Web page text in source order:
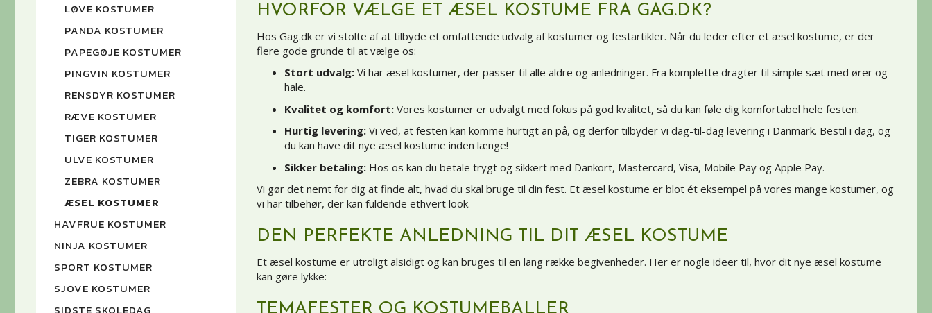
LØVE KOSTUMER
PANDA KOSTUMER
PAPEGØJE KOSTUMER
PINGVIN KOSTUMER
RENSDYR KOSTUMER
RÆVE KOSTUMER
TIGER KOSTUMER
ULVE KOSTUMER
ZEBRA KOSTUMER
ÆSEL KOSTUMER
HAVFRUE KOSTUMER
NINJA KOSTUMER
SPORT KOSTUMER
SJOVE KOSTUMER
HVORFOR VÆLGE ET ÆSEL KOSTUME FRA GAG.DK?
Hos Gag.dk er vi stolte af at tilbyde et omfattende udvalg af kostumer og festartikler. Når du leder efter et æsel kostume, er der
flere gode grunde til at vælge os:
Stort udvalg:Vi har æsel kostumer, der passer til alle aldre og anledninger. Fra komplette dragter til simple sæt med ører og
hale.
Kvalitet og komfort:Vores kostumer er udvalgt med fokus på god kvalitet, så du kan føle dig komfortabel hele festen.
Hurtig levering:Vi ved, at festen kan komme hurtigt an på, og derfor tilbyder vi dag-til-dag levering i Danmark. Bestil i dag, og
du kan have dit nye æsel kostume inden længe!
Sikker betaling:Hos os kan du betale trygt og sikkert med Dankort, Mastercard, Visa, Mobile Pay og Apple Pay.
Vi gør det nemt for dig at finde alt, hvad du skal bruge til din fest. Et æsel kostume er blot ét eksempel på vores mange kostumer, og
vi har tilbehør, der kan fuldende ethvert look.
DEN PERFEKTE ANLEDNING TIL DIT ÆSEL KOSTUME
Et æsel kostume er utroligt alsidigt og kan bruges til en lang række begivenheder. Her er nogle ideer til, hvor dit nye æsel kostume
kan gøre lykke:
TEMAFESTER OG KOSTUMEBALLER